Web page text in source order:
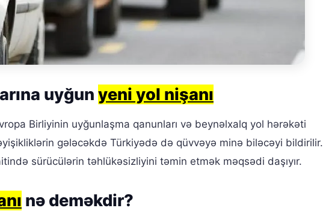
uyğun yeni yol nişanı
Birliyinin uyğunlaşma qanunları və beynəlxalq yol hərəkəti
gələcəkdə Türkiyədə də qüvvəyə minə biləcəyi bildirilir.
sürücülərin təhlükəsizliyini təmin etmək məqsədi daşıyır.
nə deməkdir?